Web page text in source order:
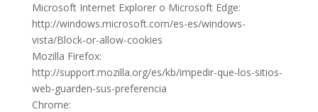
Microsoft Internet Explorer o Microsoft Edge:
http://windows.microsoft.com/es-es/windows-
vista/Block-or-allow-cookies
Mozilla Firefox:
http://support.mozilla.org/es/kb/impedir-que-los-sitios-
web-guarden-sus-preferencia
Chrome: